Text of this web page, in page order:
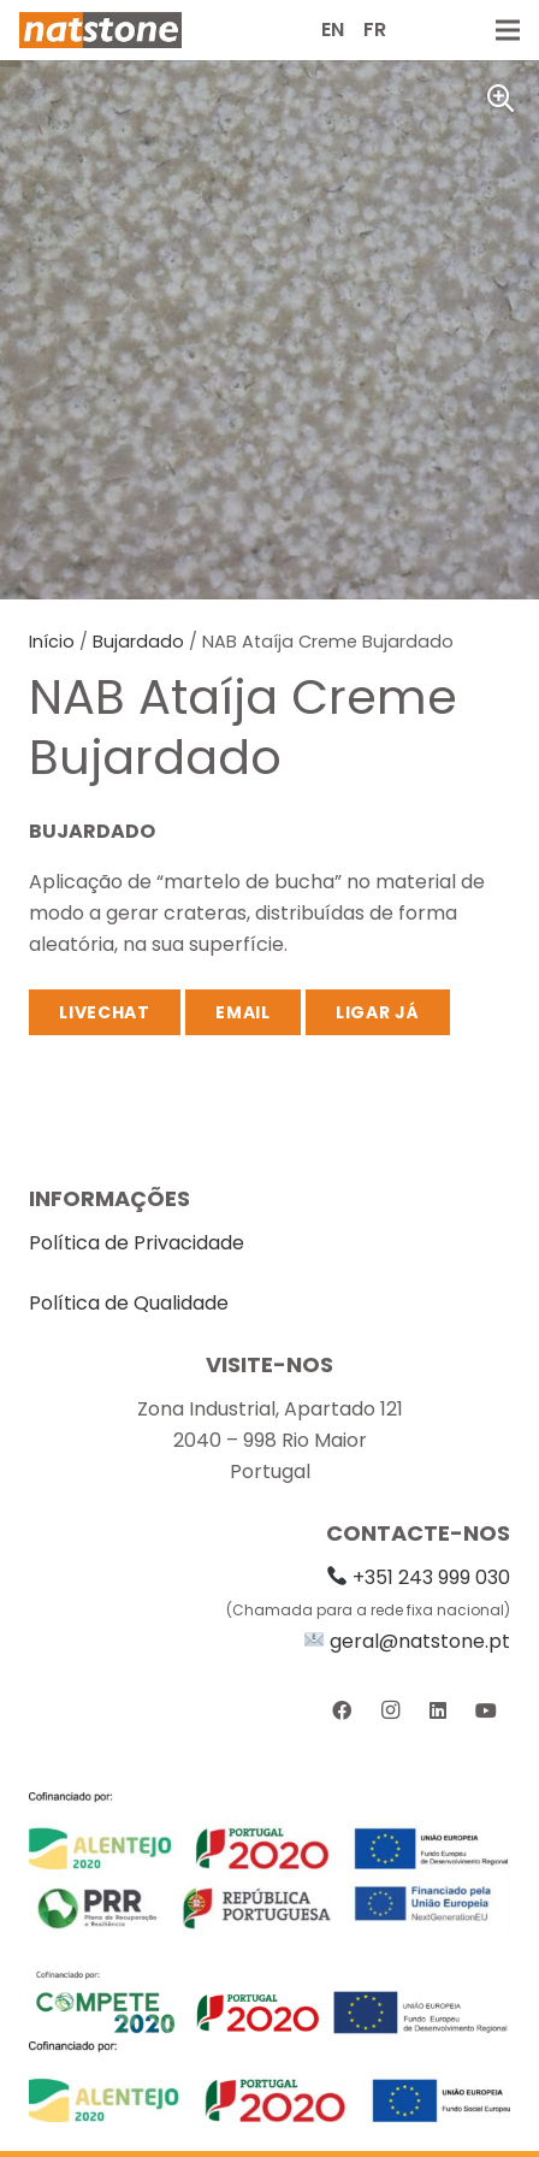
EN FR
Início / Bujardado / NAB Ataíja Creme Bujardado
NAB Ataíja Creme
Bujardado
BUJARDADO
Aplicação de “martelo de bucha” no material de
modo a gerar crateras, distribuídas de forma
aleatória, na sua superfície.
LIVECHAT EMAIL LIGAR JÁ
INFORMAÇÕES
Política de Privacidade
Política de Qualidade
VISITE-NOS
Zona Industrial, Apartado 121
2040 – 998 Rio Maior
Portugal
CONTACTE-NOS
+351 243 999 030
(Chamada para a rede fixa nacional)
geral@natstone.pt